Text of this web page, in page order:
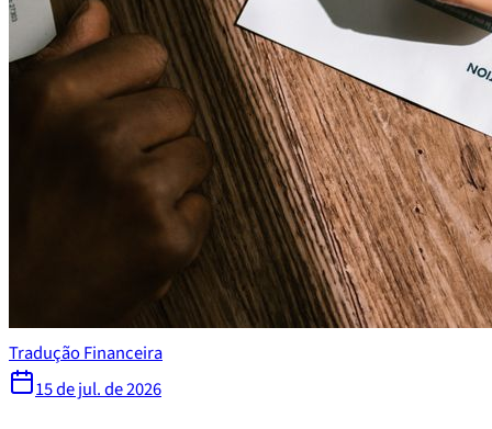
Tradução Financeira
15 de jul. de 2026